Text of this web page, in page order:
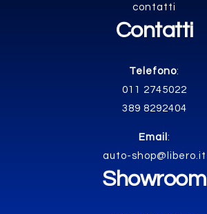
contatti
Contatti
Telefono:
011 2745022
389 8292404
Email :
auto-shop@libero.it
Showroom